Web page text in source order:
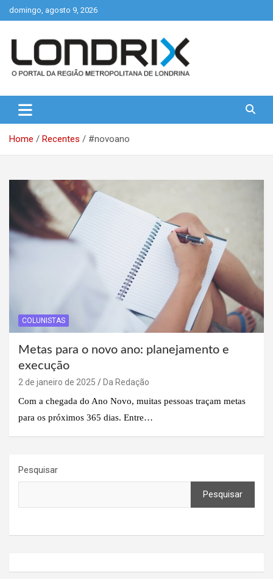
Skip
to
domingo, agosto 9, 2026
Londrix
Home Recentes #novoano
COLUNISTAS
Metas para o novo ano: planejamento e
execução
2 de janeiro de 2025
Da Redação
Com a chegada do Ano Novo, muitas pessoas traçam metas
para os próximos 365 dias. Entre…
Pesquisar
Pesquisar